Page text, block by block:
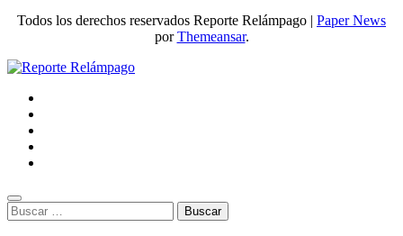
Todos los derechos reservados Reporte Relámpago | Paper News
porThemeansar.
Buscar: